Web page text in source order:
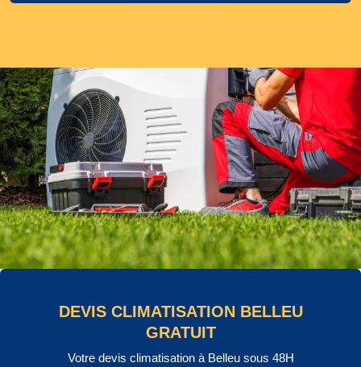
DEVIS CLIMATISATION BELLEU
GRATUIT
Votre devis climatisation à Belleu sous 48H